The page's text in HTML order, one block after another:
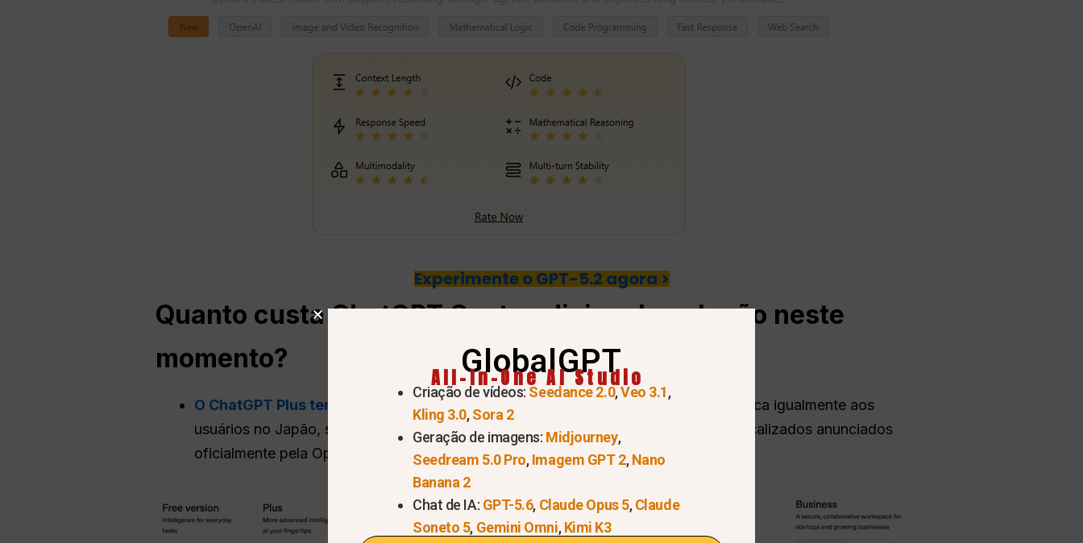
Experimente o GPT-5.2 agora >
Quanto custaChatGPTCusto adicional no Japão neste
momento?
O ChatGPT Plus tem um preço base global de $20 por mês. , e esse preço se aplica igualmente aos
usuários no Japão, sem descontos específicos para a região ou preços em ienes localizados anunciados
oficialmente pela OpenAI.
GlobalGPT
All-In-One AI Studio
Criação de vídeos: Seedance 2.0,Veo 3.1,
Kling 3.0,Sora 2
Geração de imagens: Midjourney,
Seedream 5.0 Pro,Imagem GPT 2,Nano
Banana 2
Chat de IA: GPT-5.6, Claude Opus 5,Claude
Soneto 5, Gemini Omni,Kimi K3